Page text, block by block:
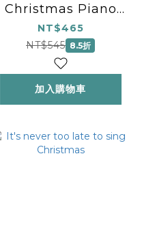
Christmas Piano
Solo/Duet Book 1
NT$465
NT$545 8.5折
加入購物車